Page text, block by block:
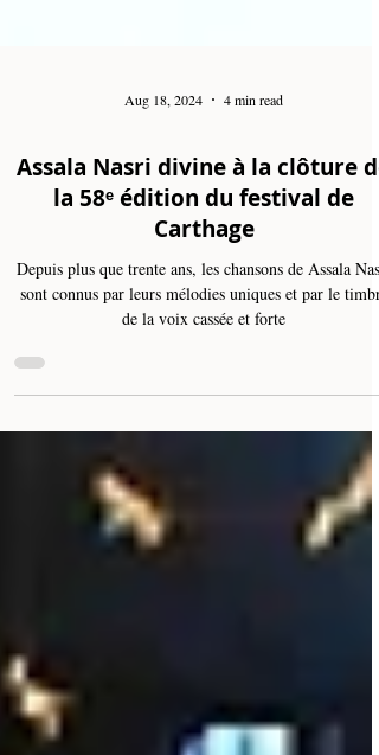
Aug 18, 2024 4 min read
Assala Nasri divine à la clôture de
la 58ᵉ édition du festival de
Carthage
sont connus par leurs mélodies uniques et par le timbre
de la voix cassée et forte